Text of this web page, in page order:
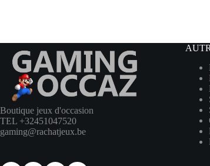
Boutique jeux d'occasion
TEL +32451047520
gaming@rachatjeux.be